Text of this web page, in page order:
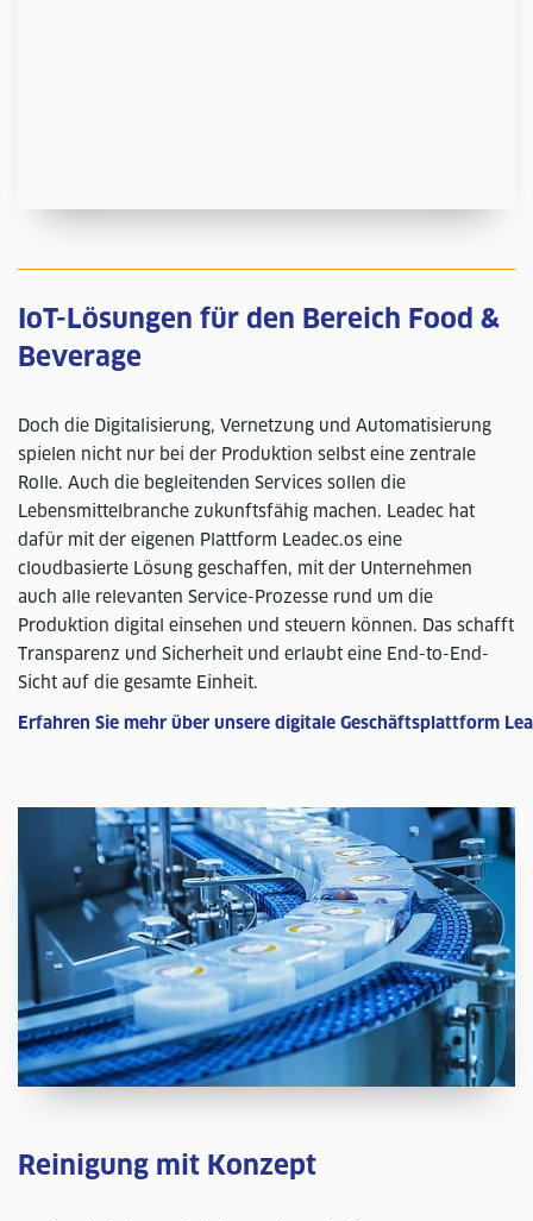
IoT-Lösungen für den Bereich Food &
Beverage
Doch die Digitalisierung, Vernetzung und Automatisierung
spielen nicht nur bei der Produktion selbst eine zentrale
Rolle. Auch die begleitenden Services sollen die
Lebensmittelbranche zukunftsfähig machen. Leadec hat
dafür mit der eigenen Plattform Leadec.os eine
cloudbasierte Lösung geschaffen, mit der Unternehmen
auch alle relevanten Service-Prozesse rund um die
Produktion digital einsehen und steuern können. Das schafft
Transparenz und Sicherheit und erlaubt eine End-to-End-
Sicht auf die gesamte Einheit.
Erfahren Sie mehr über unsere digitale Geschäftsplattform
Reinigung mit Konzept